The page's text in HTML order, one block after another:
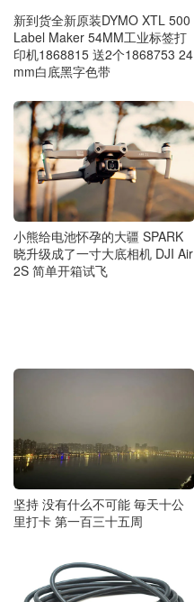
新到货全新原装DYMO XTL 500
Label Maker 54MM工业标签打
印机1868815 送2个1868753 24
mm白底黑字色带
小熊给电池怀孕的大疆 SPARK
晓升级成了一寸大底相机 DJI Air
2S 简单开箱试飞
坚持 没有什么不可能 毎天十公
里打卡 第一百三十五周